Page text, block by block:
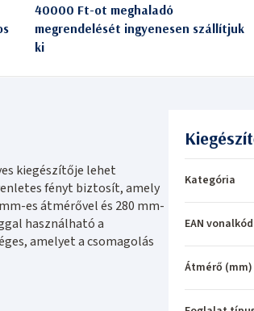
40000 Ft-ot meghaladó
megrendelését ingyenesen szállítjuk
ki
kiegészítője lehet
fényt biztosít, amely
es átmérővel és 280 mm-
használható a
amelyet a csomagolás
Kategória
EAN vonalkód
Átmérő (mm)